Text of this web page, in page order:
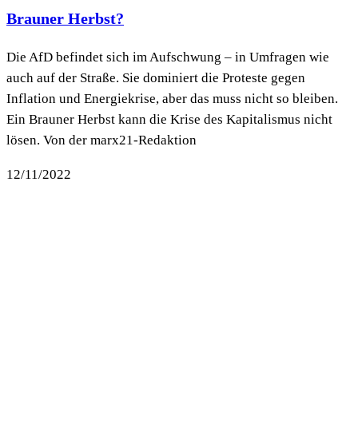
Brauner Herbst?
Die AfD befindet sich im Aufschwung – in Umfragen wie
auch auf der Straße. Sie dominiert die Proteste gegen
Inflation und Energiekrise, aber das muss nicht so bleiben.
Ein Brauner Herbst kann die Krise des Kapitalismus nicht
lösen. Von der marx21-Redaktion
12/11/2022